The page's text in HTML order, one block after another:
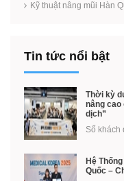
Kỹ thuật nâng mũi Hàn
Tin tức nổi bật
Thời kỳ
nâng cao
dịch”
Số khách
Hệ
Quốc –